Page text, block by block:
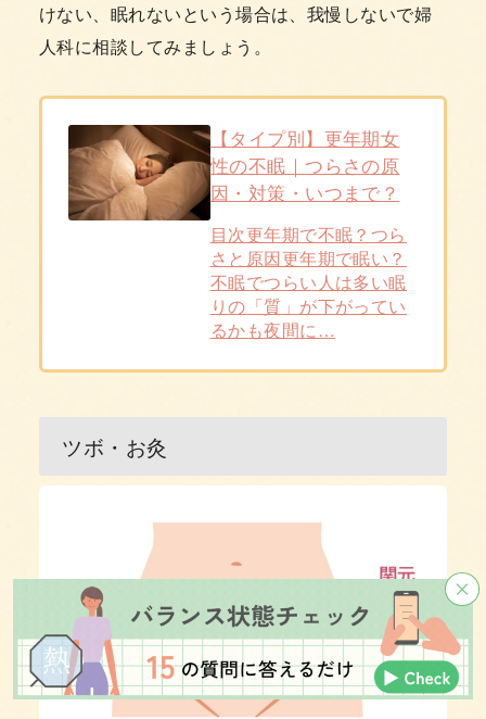
けない、眠れないという場合は、我慢しないで婦
人科に相談してみましょう。
【タイプ別】更年期女
性の不眠｜つらさの原
因・対策・いつまで？
目次更年期で不眠？つら
さと原因更年期で眠い？
不眠でつらい人は多い眠
りの「質」が下がってい
るかも夜間に…
ツボ・お灸